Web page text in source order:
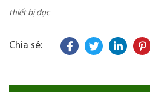
thiết bị đọc
Chia sẻ: